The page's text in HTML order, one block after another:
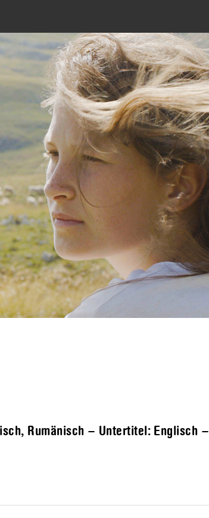
Rumänisch – Untertitel: Englisch –